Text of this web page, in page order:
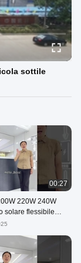
sottile
00:27
220W 240W
solare flessibile
fotovoltaico